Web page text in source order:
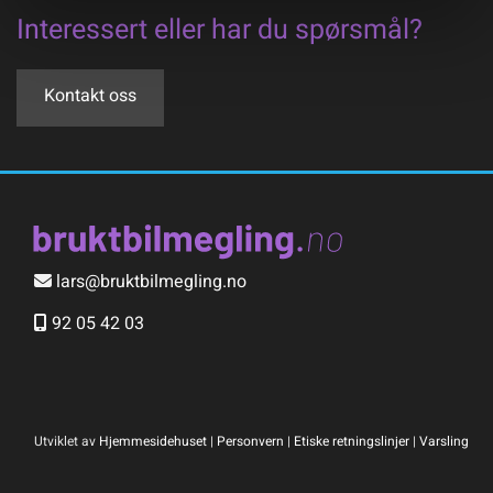
Interessert eller har du spørsmål?
Kontakt oss
 lars@bruktbilmegling.no
 92 05 42 03
Utviklet av Hjemmesidehuset | Personvern | Etiske retningslinjer | Varsling